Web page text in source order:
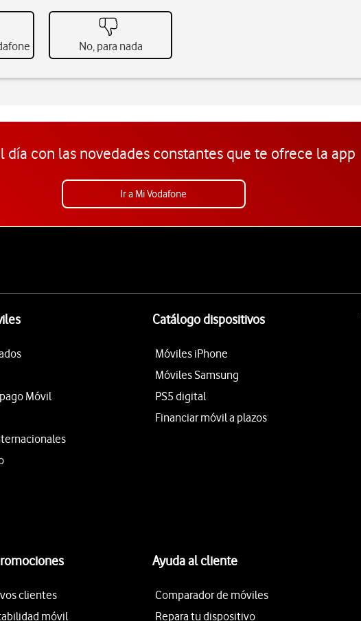
No, para nada
día con las novedades constantes que te ofrece la app
Ir a Mi Vodafone
Móvil
Catálogo dispositivos
Móviles iPhone
Móviles Samsung
PS5 digital
Financiar móvil a plazos
clientes
móvil
Ayuda al cliente
Comparador de móviles
Repara tu dispositivo